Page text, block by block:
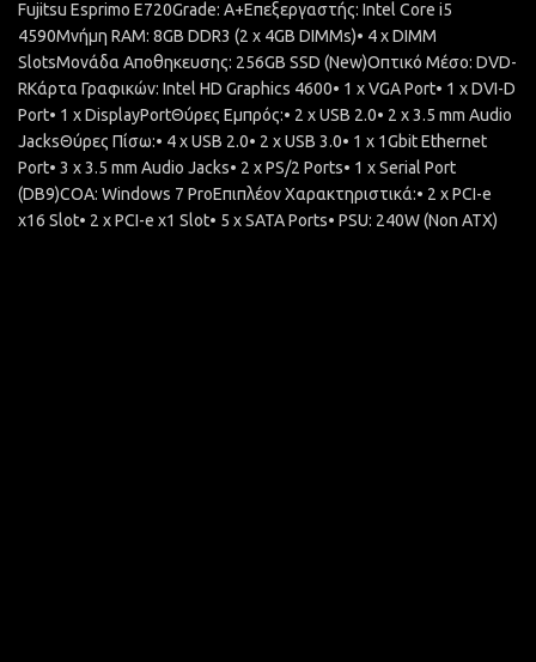
Fujitsu Esprimo E720Grade: A+Επεξεργαστής: Intel Core i5
4590Μνήμη RAM: 8GB DDR3 (2 x 4GB DIMMs)• 4 x DIMM
SlotsΜονάδα Αποθηκευσης: 256GB SSD (New)Οπτικό Μέσο: DVD-
RΚάρτα Γραφικών: Intel HD Graphics 4600• 1 x VGA Port• 1 x DVI-D
Port• 1 x DisplayPortΘύρες Εμπρός:• 2 x USB 2.0• 2 x 3.5 mm Audio
JacksΘύρες Πίσω:• 4 x USB 2.0• 2 x USB 3.0• 1 x 1Gbit Ethernet
Port• 3 x 3.5 mm Audio Jacks• 2 x PS/2 Ports• 1 x Serial Port
(DB9)COA: Windows 7 ProΕπιπλέον Χαρακτηριστικά:• 2 x PCI-e
x16 Slot• 2 x PCI-e x1 Slot• 5 x SATA Ports• PSU: 240W (Non ATX)